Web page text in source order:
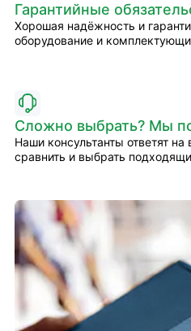
Гарантийные
Хорошая надёжность и
оборудование и
Сложно выбрать? Мы
Наши консультанты ответят
сравнить и выбрать